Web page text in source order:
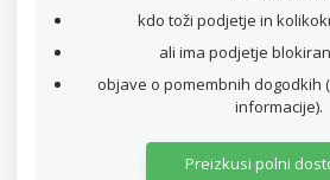
kdo toži podjetje in
ali ima podjetje
objave o pomembnih dogodkih
informacije).
Preizkusi polni